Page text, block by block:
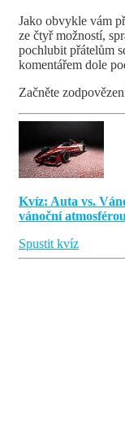
Jako obvykle vám
ze čtyř možností,
pochlubit přátelům
komentářem dole
Začněte
Kvíz: Auta vs.
vánoční
Spustit kvíz